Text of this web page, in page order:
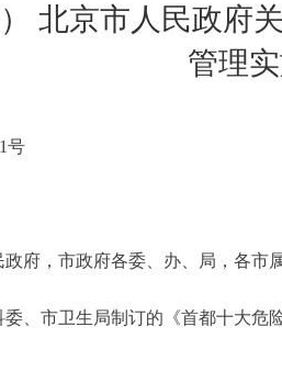
） 北京市人民政府
管理
号
政府，市政府各委、办、局，各市
市卫生局制订的《首都十大危